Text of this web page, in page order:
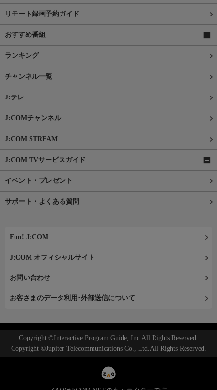
リモート録画予約ガイド
おすすめ番組
ランキング
チャンネル一覧
J:テレ
J:COMチャンネル
J:COM STREAM
J:COM TVサービスガイド
イベント・プレゼント
サポート・よくある質問
Fun! J:COM
J:COM オフィシャルサイト
お問い合わせ
お客さまのデータ利用･外部送信について
Copyright ©Interactive Program Guide, Inc.All Rights Reserved.
Copyright ©Jupiter Telecommunications Co., Ltd.All Rights Reserved.